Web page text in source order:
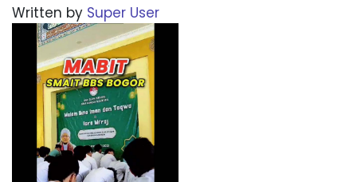
Written by Super User